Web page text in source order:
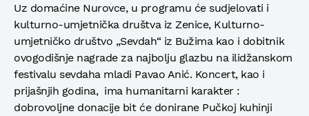
Uz domaćine Nurovce, u programu će sudjelovati i
kulturno-umjetnička društva iz Zenice, Kulturno-
umjetničko društvo „Sevdah“ iz Bužima kao i dobitnik
ovogodišnje nagrade za najbolju glazbu na ilidžanskom
festivalu sevdaha mladi Pavao Anić. Koncert, kao i
prijašnjih godina, ima humanitarni karakter :
dobrovoljne donacije bit će donirane Pučkoj kuhinji